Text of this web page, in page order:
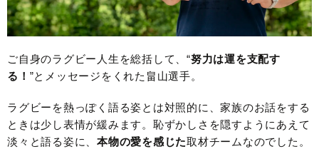
ご自身のラグビー人生を総括して、“努力は運を支配す
る！ ”とメッセージをくれた畠山選手。
ラグビーを熱っぽく語る姿とは対照的に、家族のお話をする
ときは少し表情が緩みます。恥ずかしさを隠すようにあえて
淡々と語る姿に、 本物の愛を感じた取材チームなのでした。